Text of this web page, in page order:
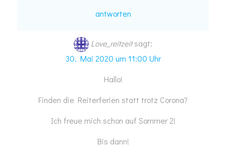
antworten
Love_reitzeitsagt:
30. Mai 2020 um 11:00 Uhr
Hallo!
Finden die Reiterferien statt trotz Corona?
Ich freue mich schon auf Sommer 2!
Bis dann!